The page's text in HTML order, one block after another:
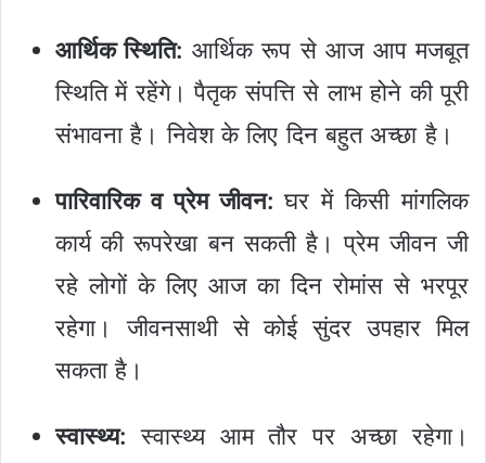
आर्थिक स्थिति: आर्थिक रूप से आज आप मजबूत
स्थिति में रहेंगे। पैतृक संपत्ति से लाभ होने की पूरी
संभावना है। निवेश के लिए दिन बहुत अच्छा है।
पारिवारिक व प्रेम जीवन: घर में किसी मांगलिक
कार्य की रूपरेखा बन सकती है। प्रेम जीवन जी
रहे लोगों के लिए आज का दिन रोमांस से भरपूर
रहेगा। जीवनसाथी से कोई सुंदर उपहार मिल
सकता है।
स्वास्थ्य: स्वास्थ्य आम तौर पर अच्छा रहेगा।